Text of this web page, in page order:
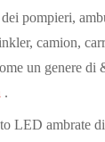
pompieri,
camion,
un genere di
.
LED ambrate